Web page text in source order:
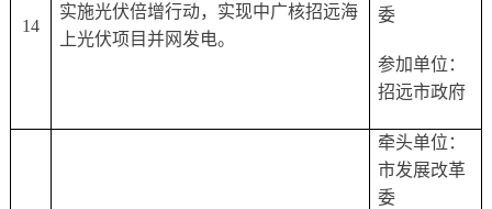
14
实施光伏倍增行动，实现中广核招远海
上光伏项目并网发电。
委
参加单位：
招远市政府
牵头单位：
市发展改革
委